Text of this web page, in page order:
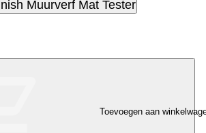
Muurverf Mat Tester
Toevoegen aan